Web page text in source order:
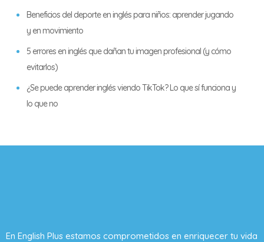
Beneficios del deporte en inglés para niños: aprender jugando
y en movimiento
5 errores en inglés que dañan tu imagen profesional (y cómo
evitarlos)
¿Se puede aprender inglés viendo TikTok? Lo que sí funciona y
lo que no
En English Plus estamos comprometidos en enriquecer tu vida